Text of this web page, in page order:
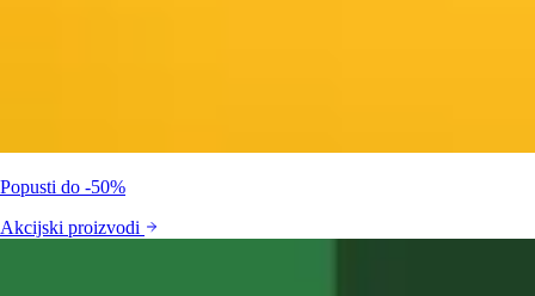
Popusti do -50%
Akcijski proizvodi